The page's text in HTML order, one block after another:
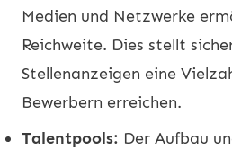
Medien und Netzwerke
Reichweite. Dies stellt
Stellenanzeigen eine
Bewerbern erreichen.
Talentpools: Der Aufbau